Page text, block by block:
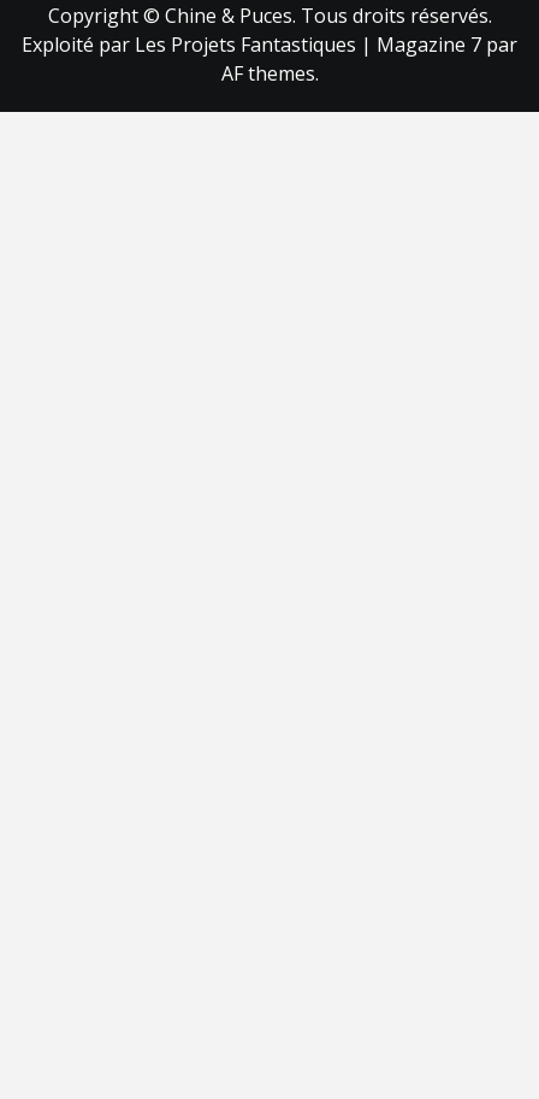
Copyright © Chine & Puces. Tous droits réservés.
Exploité par Les Projets Fantastiques | Magazine 7 par
AF themes.